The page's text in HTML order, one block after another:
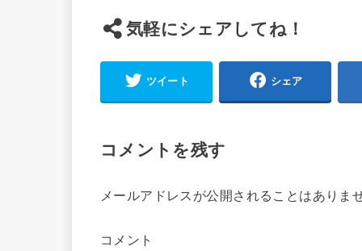
気軽にシェアしてね！
ツイート シェア
コメントを残す
メールアドレスが公開されることはありま
コメント